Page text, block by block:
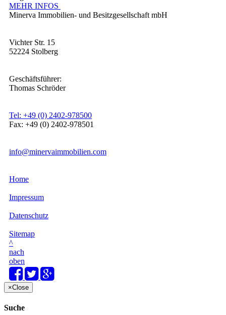
MEHR INFOS
Minerva Immobilien- und Besitzgesellschaft mbH
Vichter Str. 15
52224 Stolberg
Geschäftsführer:
Thomas Schröder
Tel: +49 (0) 2402-978500
Fax: +49 (0) 2402-978501
info@minervaimmobilien.com
Home
Impressum
Datenschutz
Sitemap
^
nach
oben
×Close
Suche